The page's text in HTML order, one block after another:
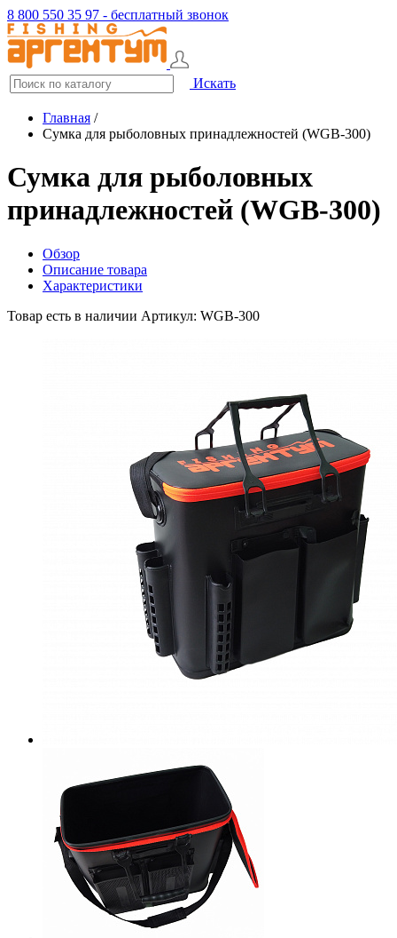
8 800 550 35 97 - бесплатный звонок
Искать
Главная /
Сумка для рыболовных принадлежностей (WGB-300)
Сумка для рыболовных
принадлежностей (WGB-300)
Обзор
Описание товара
Характеристики
Товар есть в наличии Артикул: WGB-300